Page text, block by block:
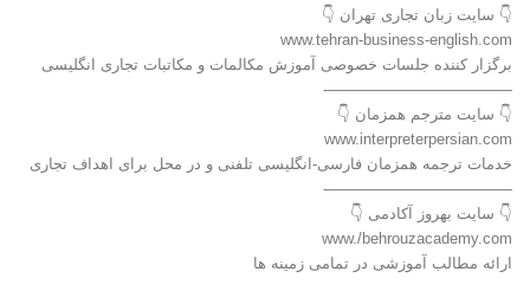
👇 سایت زبان تجاری تهران 👇
www.tehran-business-english.com
برگزار کننده جلسات خصوصی آموزش مکالمات و مکاتبات تجاری انگلیسی
————————————-
👇 سایت مترجم همزمان 👇
www.interpreterpersian.com
خدمات ترجمه همزمان فارسی-انگلیسی تلفنی و در محل برای اهداف تجاری
————————————-
👇 سایت بهروز آکادمی 👇
www./behrouzacademy.com
ارائه مطالب آموزشی در تمامی زمینه ها